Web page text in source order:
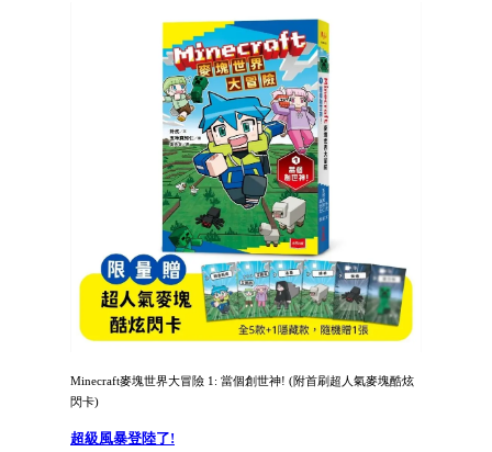
Minecraft麥塊世界大冒險 1: 當個創世神! (附首刷超人氣麥塊酷炫
閃卡)
超級風暴登陸了!